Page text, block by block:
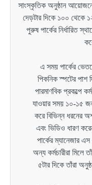
সাংস্কৃতিক অনুষ্ঠান
দেড়টার দিকে ১০০ থেকে
পুরুষ পার্কের নির্ধারিত
এ সময় পার্কের
পিকনিক স্পটের পাশ
পারমাণবিক প্রকল্পে
যাওয়ার সময় ১০-১৫
করে বিভিন্ন ধরনের
এবং ভিডিও ধারণ
পার্কের ম্যানেজার
অন্য কর্মচারীরা মিলে
৫টার দিকে তাঁরা